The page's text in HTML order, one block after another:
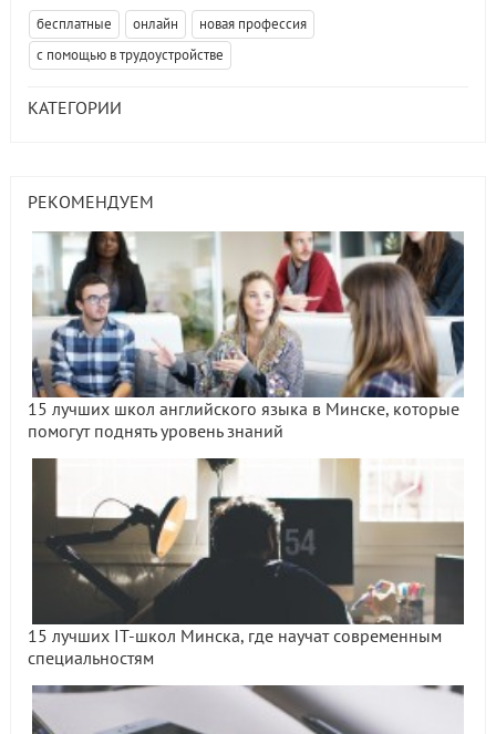
бесплатные онлайн
новая профессия
с помощью в трудоустройстве
КАТЕГОРИИ
РЕКОМЕНДУЕМ
15 лучших школ английского языка в Минске, которые
помогут поднять уровень знаний
15 лучших IT-школ Минска, где научат современным
специальностям